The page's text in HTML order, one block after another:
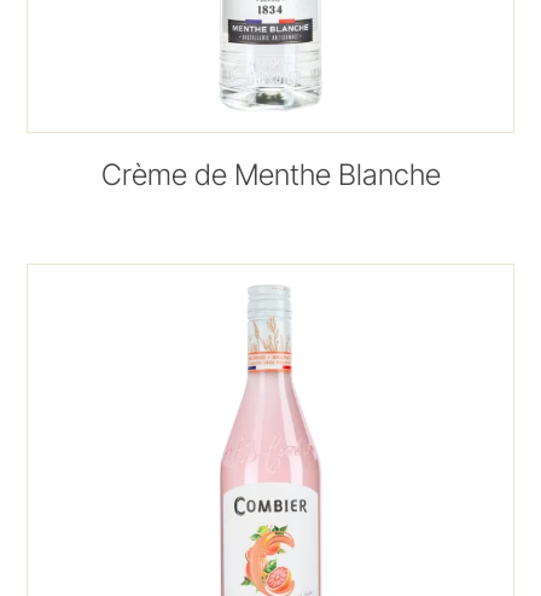
Crème de Menthe Blanche